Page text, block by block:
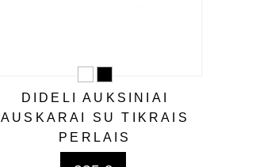
DIDELI AUKSINIAI
AUSKARAI SU TIKRAIS
PERLAIS